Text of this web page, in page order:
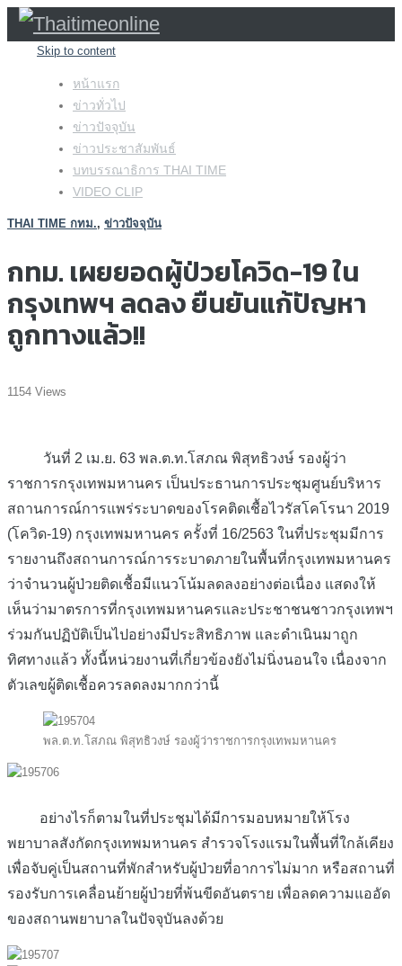
Skip to content
หน้าแรก
ข่าวทั่วไป
ข่าวปัจจุบัน
ข่าวประชาสัมพันธ์
บทบรรณาธิการ THAI TIME
VIDEO CLIP
THAI TIME กทม., ข่าวปัจจุบัน
กทม. เผยยอดผู้ป่วยโควิด-19 ใน
กรุงเทพฯ ลดลง ยืนยันแก้ปัญหา
ถูกทางแล้ว!!
1154 Views
วันที่ 2 เม.ย. 63 พล.ต.ท.โสภณ พิสุทธิวงษ์ รองผู้ว่า
ราชการกรุงเทพมหานคร เป็นประธานการประชุมศูนย์บริหาร
สถานการณ์การแพร่ระบาดของโรคติดเชื้อไวรัสโคโรนา 2019
(โควิด-19) กรุงเทพมหานคร ครั้งที่ 16/2563 ในที่ประชุมมีการ
รายงานถึงสถานการณ์การระบาดภายในพื้นที่กรุงเทพมหานคร
ว่าจำนวนผู้ป่วยติดเชื้อมีแนวโน้มลดลงอย่างต่อเนื่อง แสดงให้
เห็นว่ามาตรการที่กรุงเทพมหานครและประชาชนชาวกรุงเทพฯ
ร่วมกันปฏิบัติเป็นไปอย่างมีประสิทธิภาพ และดำเนินมาถูก
ทิศทางแล้ว ทั้งนี้หน่วยงานที่เกี่ยวข้องยังไม่นิ่งนอนใจ เนื่องจาก
ตัวเลขผู้ติดเชื้อควรลดลงมากกว่านี้
พล.ต.ท.โสภณ พิสุทธิวงษ์ รองผู้ว่าราชการกรุงเทพมหานคร
อย่างไรก็ตามในที่ประชุมได้มีการมอบหมายให้โรง
พยาบาลสังกัดกรุงเทพมหานคร สำรวจโรงแรมในพื้นที่ใกล้เคียง
เพื่อจับคู่เป็นสถานที่พักสำหรับผู้ป่วยที่อาการไม่มาก หรือสถานที่
รองรับการเคลื่อนย้ายผู้ป่วยที่พ้นขีดอันตราย เพื่อลดความแออัด
ของสถานพยาบาลในปัจจุบันลงด้วย